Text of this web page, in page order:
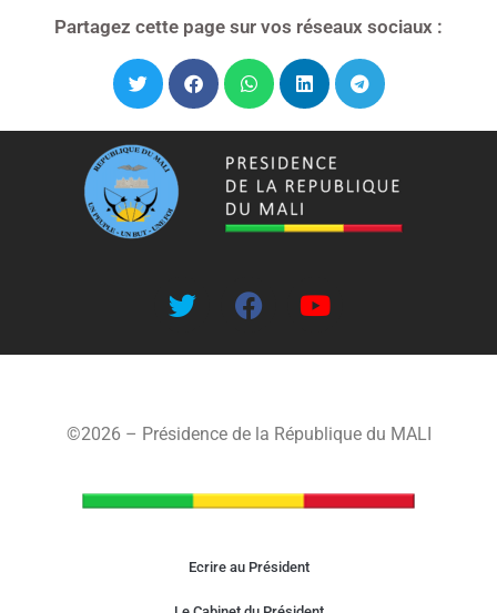
Partagez cette page sur vos réseaux sociaux :
©2026 – Présidence de la République du MALI
Ecrire au Président